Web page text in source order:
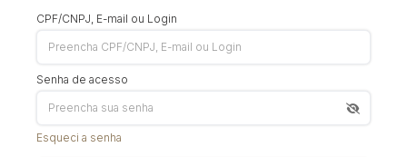
CPF/CNPJ, E-mail ou Login
Senha de acesso
Esqueci a senha